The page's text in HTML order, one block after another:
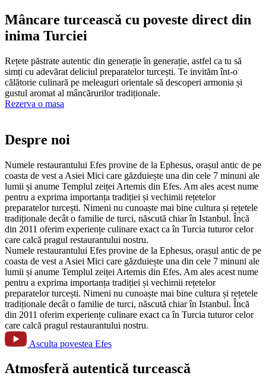
Mâncare turcească cu poveste direct din
inima Turciei
Rețete păstrate autentic din generație în generație, astfel ca tu să
simți cu adevărat deliciul preparatelor turcești. Te invităm înt-o
călătorie culinară pe meleaguri orientale să descoperi armonia și
gustul aromat al mâncărurilor tradiționale.
Rezerva o masa
Despre noi
Numele restaurantului Efes provine de la Ephesus, orașul antic de pe
coasta de vest a Asiei Mici care găzduiește una din cele 7 minuni ale
lumii și anume Templul zeiței Artemis din Efes. Am ales acest nume
pentru a exprima importanța tradiției și vechimii rețetelor
preparatelor turcești. Nimeni nu cunoaște mai bine cultura și rețetele
tradiționale decât o familie de turci, născută chiar în Istanbul. Încă
din 2011 oferim experiențe culinare exact ca în Turcia tuturor celor
care calcă pragul restaurantului nostru.
Numele restaurantului Efes provine de la Ephesus, orașul antic de pe
coasta de vest a Asiei Mici care găzduiește una din cele 7 minuni ale
lumii și anume Templul zeiței Artemis din Efes. Am ales acest nume
pentru a exprima importanța tradiției și vechimii rețetelor
preparatelor turcești. Nimeni nu cunoaște mai bine cultura și rețetele
tradiționale decât o familie de turci, născută chiar în Istanbul. Încă
din 2011 oferim experiențe culinare exact ca în Turcia tuturor celor
care calcă pragul restaurantului nostru.
Asculta povestea Efes
Atmosferă autentică turcească